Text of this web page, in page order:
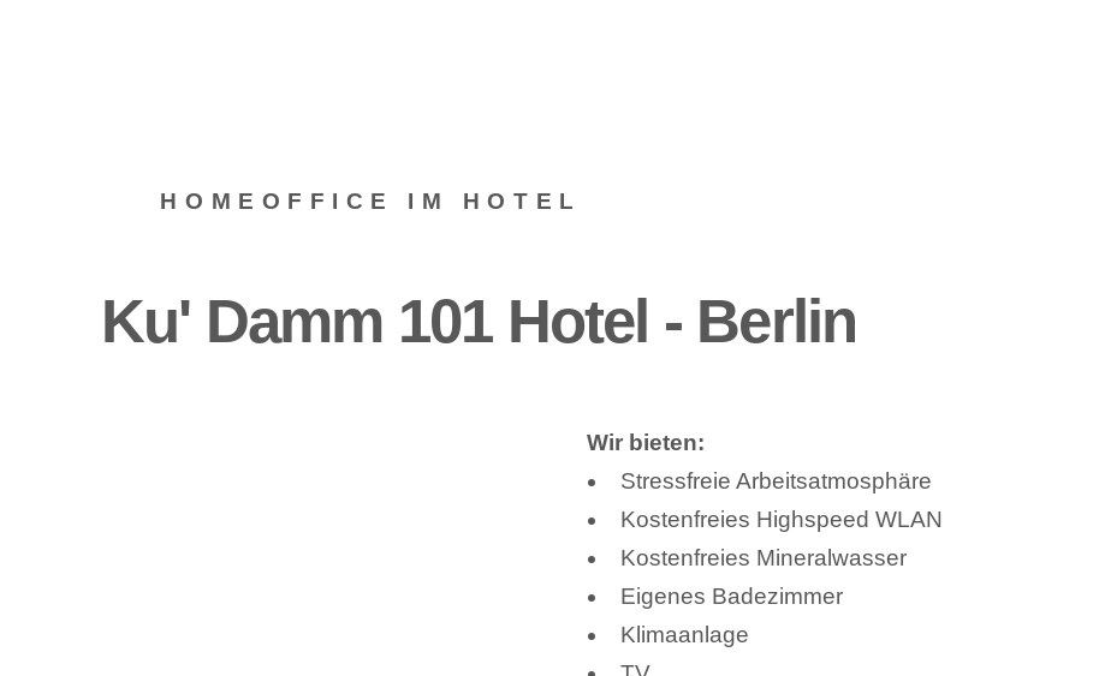
HOMEOFFICE IM HOTEL
Ku' Damm 101 Hotel - Berlin
Wir bieten:
Stressfreie Arbeitsatmosphäre
Kostenfreies Highspeed WLAN
Kostenfreies Mineralwasser
Eigenes Badezimmer
Klimaanlage